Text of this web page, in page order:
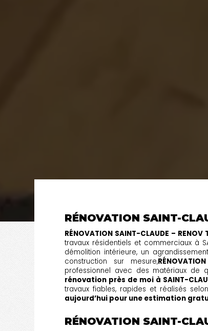
RÉNOVATION SAINT-
RÉNOVATION SAINT-CLAUDE – RENOV
travaux résidentiels et commerciaux à
démolition intérieure, un
construction sur mesure,
professionnel avec des matériaux de
rénovation près de moi à SAINT-
travaux fiables, rapides et réalisés
aujourd’hui pour une estimation
RÉNOVATION SAINT-